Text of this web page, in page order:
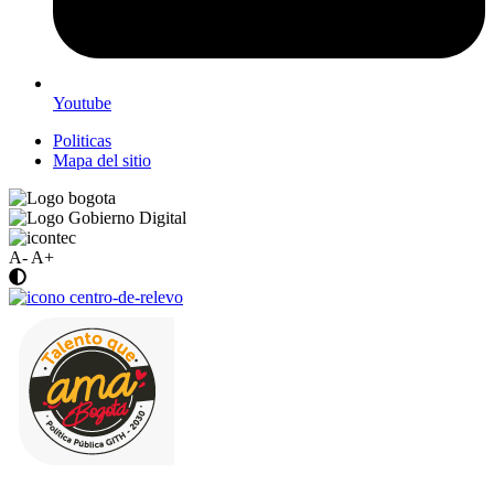
Youtube
Politicas
Mapa del sitio
A- A+